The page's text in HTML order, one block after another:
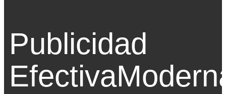
Publicidad
Efectiva